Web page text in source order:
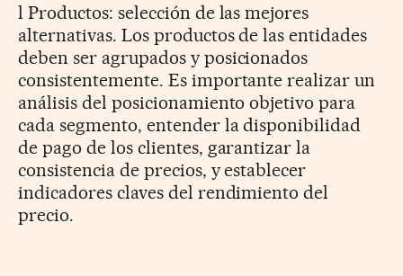
l Productos: selección de las mejores
alternativas. Los productos de las entidades
deben ser agrupados y posicionados
consistentemente. Es importante realizar un
análisis del posicionamiento objetivo para
cada segmento, entender la disponibilidad
de pago de los clientes, garantizar la
consistencia de precios, y establecer
indicadores claves del rendimiento del
precio.